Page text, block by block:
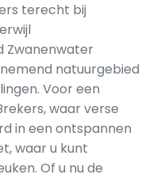
terecht bij
Zwanenwater
natuurgebied
Voor een
waar verse
in een ontspannen
waar u kunt
Of u nu de